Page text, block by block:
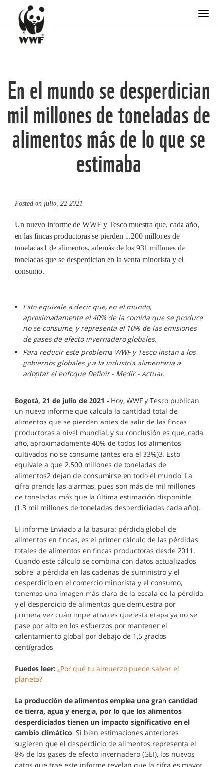
En el mundo se desperdician
mil millones de toneladas de
alimentos más de lo que se
estimaba
Posted on julio, 22 2021
Un nuevo informe de WWF y Tesco muestra que, cada año,
en las fincas productoras se pierden 1.200 millones de
toneladas1 de alimentos, además de los 931 millones de
toneladas que se desperdician en la venta minorista y el
consumo.
Esto equivale a decir que, en el mundo,
aproximadamente el 40% de la comida que se produce
no se consume, y representa el 10% de las emisiones
de gases de efecto invernadero globales.
Para reducir este problema WWF y Tesco instan a los
gobiernos globales y a la industria alimentaria a
adoptar el enfoque Definir - Medir - Actuar.
Bogotá, 21 de julio de 2021 - Hoy, WWF y Tesco publican
un nuevo informe que calcula la cantidad total de
alimentos que se pierden antes de salir de las fincas
productoras a nivel mundial, y su conclusión es que, cada
año, aproximadamente 40% de todos los alimentos
cultivados no se consume (antes era el 33%)3. Esto
equivale a que 2.500 millones de toneladas de
alimentos2 dejan de consumirse en todo el mundo. La
cifra prende las alarmas, pues son más de mil millones
de toneladas más que la última estimación disponible
(1.3 mil millones de toneladas desperdiciadas cada año).
El informe Enviado a la basura: pérdida global de
alimentos en fincas, es el primer cálculo de las pérdidas
totales de alimentos en fincas productoras desde 2011.
Cuando este cálculo se combina con datos actualizados
sobre la pérdida en las cadenas de suministro y el
desperdicio en el comercio minorista y el consumo,
tenemos una imagen más clara de la escala de la pérdida
y el desperdicio de alimentos que demuestra por
primera vez cuán imperativo es que esta etapa ya no se
pase por alto en los esfuerzos por mantener el
calentamiento global por debajo de 1,5 grados
centígrados.
Puedes leer: ¿Por qué tu almuerzo puede salvar el
planeta?
La producción de alimentos emplea una gran cantidad
de tierra, agua y energía, por lo que los alimentos
desperdiciados tienen un impacto significativo en el
cambio climático. Si bien estimaciones anteriores
sugieren que el desperdicio de alimentos representa el
8% de los gases de efecto invernadero (GEI), los nuevos
datos que trae este informe revelan que la cifra es mayor